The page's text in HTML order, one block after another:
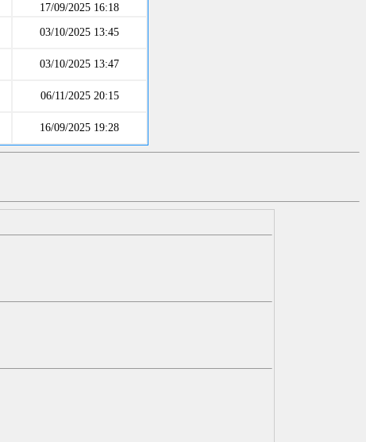
17/09/2025 16:18
03/10/2025 13:45
03/10/2025 13:47
06/11/2025 20:15
16/09/2025 19:28